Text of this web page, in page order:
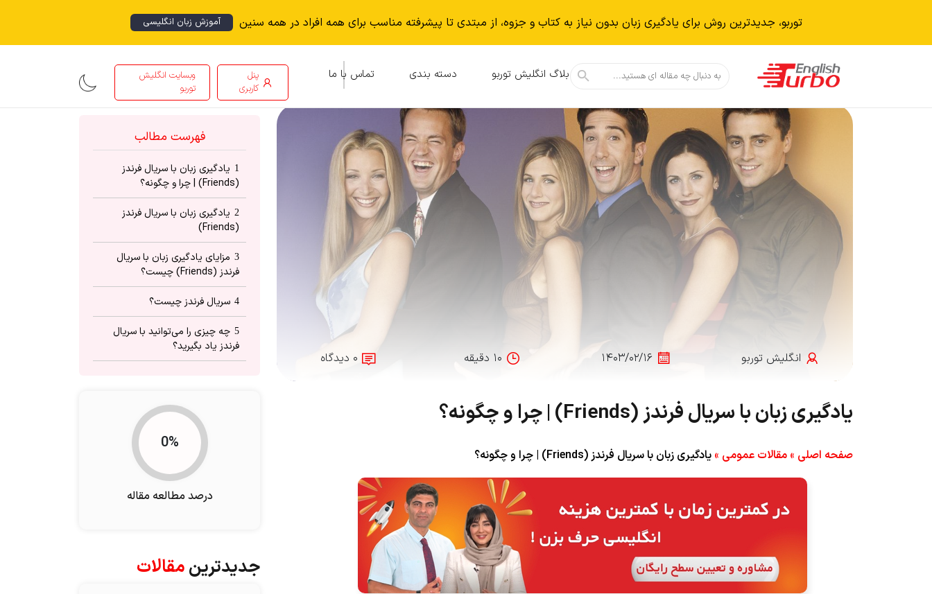
توربو، جدیدترین روش برای یادگیری زبان بدون نياز به كتاب و جزوه، از مبتدی تا پیشرفته مناسب برای همه افراد در همه سنین آموزش زبان انگلیسی
جستجو
برای: بلاگ انگلیش توربو دسته بندی تماس با ما
پنل
کاربری
وبسایت انگلیش
توربو
انگلیش‌ توربو ۱۴۰۳/۰۲/۱۶ ۱۰ دقیقه ۰ دیدگاه
یادگیری زبان با سریال فرندز (Friends) | چرا و چگونه؟
صفحه اصلی » مقالات عمومی » یادگیری زبان با سریال فرندز (Friends) | چرا و چگونه؟
فهرست مطالب
1 یادگیری زبان با سریال فرندز
(Friends) | چرا و چگونه؟
2 یادگیری زبان با سریال فرندز
(Friends)
3 مزایای یادگیری زبان با سریال
فرندز (Friends) چیست؟
4 سریال فرندز چیست؟
5 چه چیزی را می‌توانید با سریال
فرندز یاد بگیرید؟
یادگیری منابع گرامر و واژگانی
یادگیری فرهنگ غربی
نحوه‌ی یادگیری زبان با سریال
0%
درصد مطالعه مقاله
جدیدترینمقالات